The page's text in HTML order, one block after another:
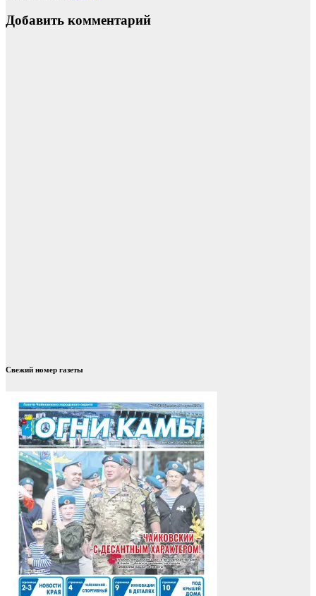
Добавить комментарий
Свежий номер газеты